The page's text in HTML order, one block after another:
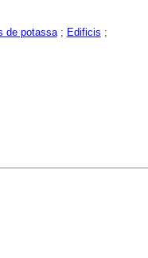
de potassa; Edificis ;